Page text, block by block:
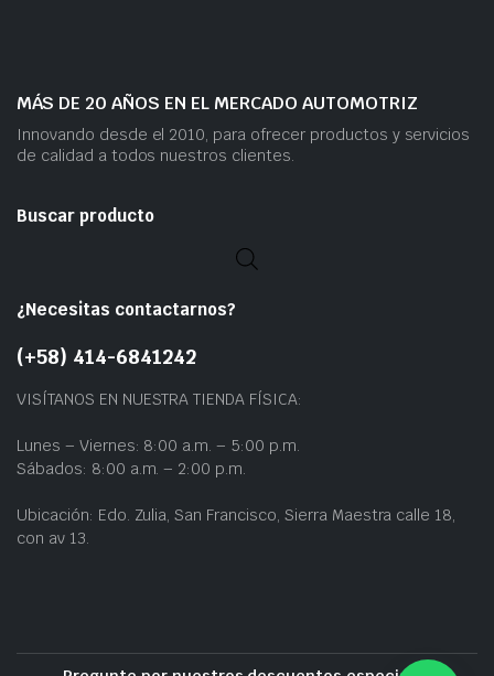
MÁS DE 20 AÑOS EN EL MERCADO AUTOMOTRIZ
Innovando desde el 2010, para ofrecer productos y servicios
de calidad a todos nuestros clientes.
Buscar producto
¿Necesitas contactarnos?
(+58) 414-6841242
VISÍTANOS EN NUESTRA TIENDA FÍSICA:
Lunes – Viernes: 8:00 a.m. – 5:00 p.m.
Sábados: 8:00 a.m. – 2:00 p.m.
Ubicación: Edo. Zulia, San Francisco, Sierra Maestra calle 18,
con av 13.